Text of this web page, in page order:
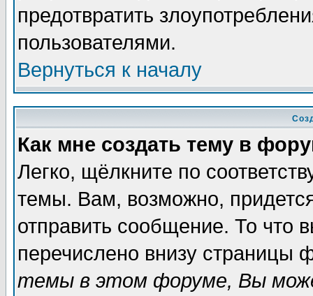
предотвратить
пользователями.
Вернуться к началу
Как мне создать тему в
Легко, щёлкните по
темы. Вам, возможно,
отправить сообщение. То что
перечислено внизу страницы
темы в этом форуме, Вы